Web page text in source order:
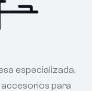
especializada,
accesorios para